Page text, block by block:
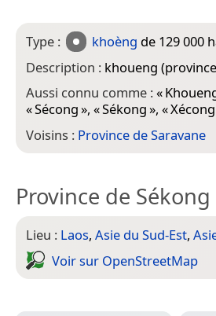
Type : khoèng de 129 000
Description : khoueng
Aussi connu comme :«
«Sécong», «Sékong», «Xécong
Voisins : Province de Saravane
Province de Sékong
Lieu : Laos, Asie du Sud-Est,
Voir sur Open­Street­Map